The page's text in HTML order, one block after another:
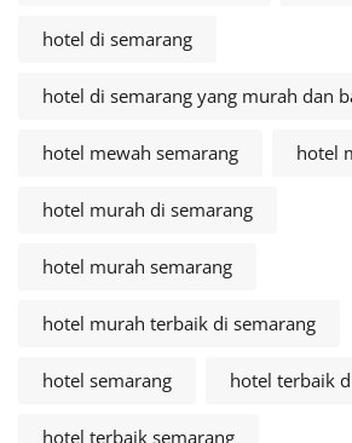
hotel di semarang
hotel di semarang yang murah dan
hotel mewah semarang hotel
hotel murah di semarang
hotel murah semarang
hotel murah terbaik di semarang
hotel semarang hotel terbaik
hotel terbaik semarang